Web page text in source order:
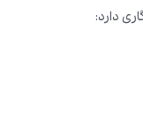
دارد: